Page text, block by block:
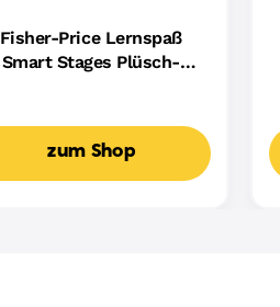
Fisher-Price Lernspaß
Smart Stages Plüsch-
Mehrsprachige Version
zum Shop